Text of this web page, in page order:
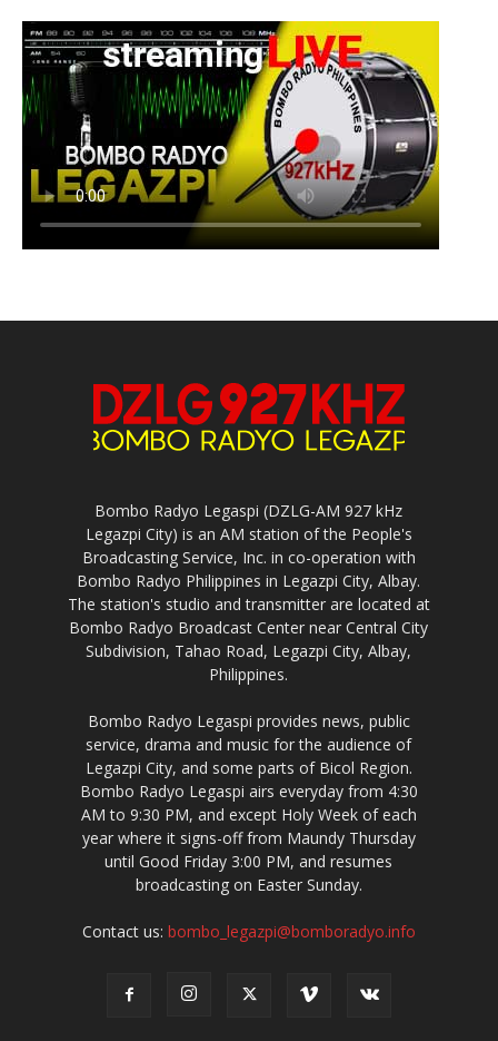
Bombo Radyo Legaspi (DZLG-AM 927 kHz
Legazpi City) is an AM station of the People's
Broadcasting Service, Inc. in co-operation with
Bombo Radyo Philippines in Legazpi City, Albay.
The station's studio and transmitter are located at
Bombo Radyo Broadcast Center near Central City
Subdivision, Tahao Road, Legazpi City, Albay,
Philippines.
Bombo Radyo Legaspi provides news, public
service, drama and music for the audience of
Legazpi City, and some parts of Bicol Region.
Bombo Radyo Legaspi airs everyday from 4:30
AM to 9:30 PM, and except Holy Week of each
year where it signs-off from Maundy Thursday
until Good Friday 3:00 PM, and resumes
broadcasting on Easter Sunday.
Contact us: bombo_legazpi@bomboradyo.info